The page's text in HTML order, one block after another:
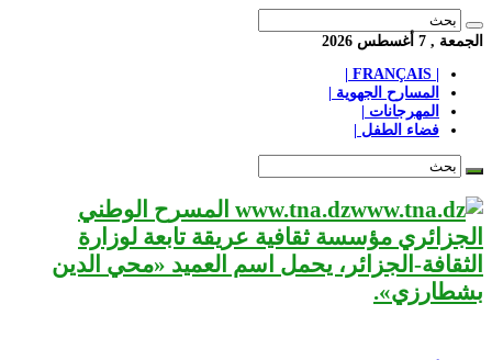
الجمعة , 7 أغسطس 2026
المسارح الجهوية |
المهرجانات |
فضاء الطفل |
www.tna.dz المسرح الوطني
الجزائري مؤسسة ثقافية عريقة تابعة لوزارة
الثقافة-الجزائر، يحمل اسم العميد «محي الدين
بشطارزي».